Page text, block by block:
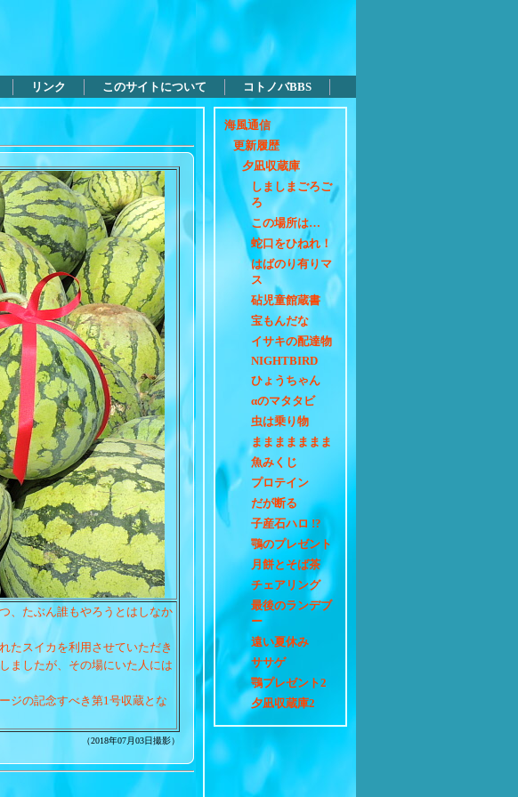
リンク このサイトについて コトノバBBS
、たぶん誰もやろうとはしなか
たスイカを利用させていただき
ましたが、その場にいた人には
ジの記念すべき第1号収蔵とな
（2018年07月03日撮影）
海風通信
更新履歴
夕凪収蔵庫
しましまごろご
ろ
この場所は…
蛇口をひねれ！
はばのり有りマ
ス
砧児童館蔵書
宝もんだな
イサキの配達物
NIGHTBIRD
ひょうちゃん
αのマタタビ
虫は乗り物
ままままままま
魚みくじ
プロテイン
だが断る
子産石ハロ !?
鶚のプレゼント
月餅とそば茶
チェアリング
最後のランデブ
ー
遠い夏休み
ササゲ
鶚プレゼント2
夕凪収蔵庫2